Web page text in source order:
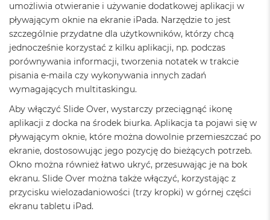
r
u
s
o
w
o
ż
ó
t
y
M
a
c
B
o
k
umożliwia otwieranie i używanie dodatkowej aplikacji w
pływającym oknie na ekranie iPada. Narzędzie to jest
szczególnie przydatne dla użytkowników, którzy chcą
jednocześnie korzystać z kilku aplikacji, np. podczas
porównywania informacji, tworzenia notatek w trakcie
pisania e-maila czy wykonywania innych zadań
wymagających multitaskingu.
Aby włączyć Slide Over, wystarczy przeciągnąć ikonę
aplikacji z docka na środek biurka. Aplikacja ta pojawi się w
pływającym oknie, które można dowolnie przemieszczać po
ekranie, dostosowując jego pozycję do bieżących potrzeb.
Okno można również łatwo ukryć, przesuwając je na bok
ekranu. Slide Over można także włączyć, korzystając z
przycisku wielozadaniowości (trzy kropki) w górnej części
ekranu tabletu iPad.